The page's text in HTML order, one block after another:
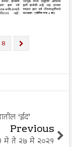
8
‘ईद’
Previous
मे ते २७ मे २०२१